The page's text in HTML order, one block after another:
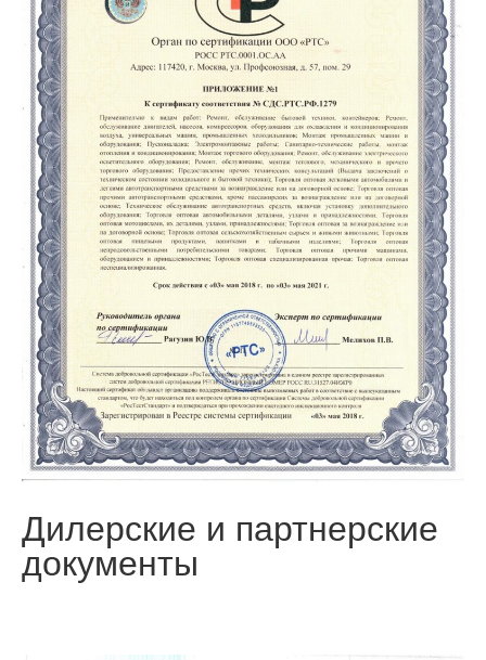
Дилерские и партнерские
документы